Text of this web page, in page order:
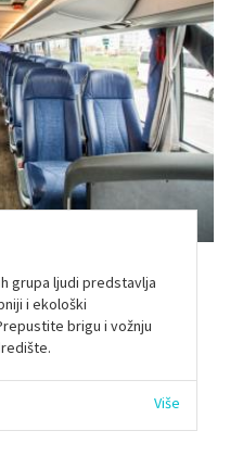
grupa ljudi predstavlja
i ekološki
brigu i vožnju
Više